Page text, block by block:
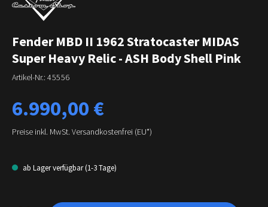
Fender MBD II 1962 Stratocaster MIDAS
Super Heavy Relic - ASH Body Shell Pink
Artikel-Nr.: 45556
Regulärer Preis:
6.990,00 €
Preise inkl. MwSt. Versandkostenfrei (EU*)
ab Lager verfügbar (1-3 Tage)